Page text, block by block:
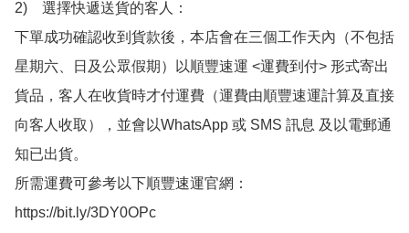
2)　選擇快遞送貨的客人：
下單成功確認收到貨款後，本店會在三個工作天內（不包括
星期六、日及公眾假期）以順豐速運 <運費到付> 形式寄出
貨品，客人在收貨時才付運費（運費由順豐速運計算及直接
向客人收取），並會以WhatsApp 或 SMS 訊息 及以電郵通
知已出貨。
所需運費可參考以下順豐速運官網：
https://bit.ly/3DY0OPc